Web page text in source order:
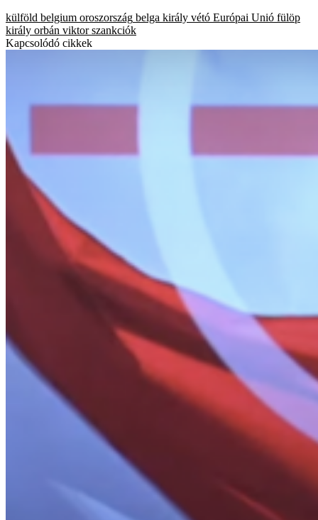
külföld belgium oroszország belga király vétó Európai Unió fülöp
király orbán viktor szankciók
Kapcsolódó cikkek